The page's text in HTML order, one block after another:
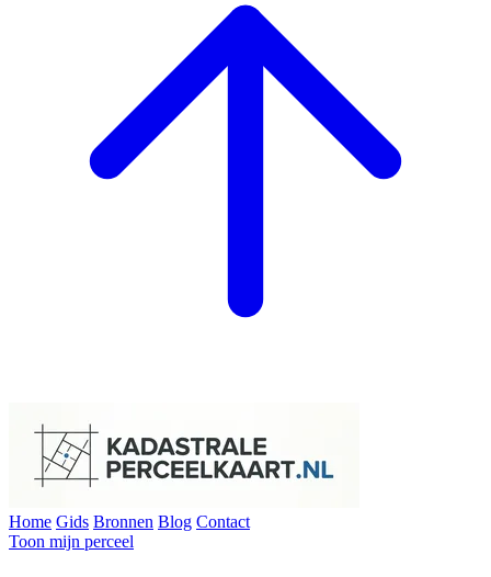
Home Gids Bronnen Blog Contact
Toon mijn perceel